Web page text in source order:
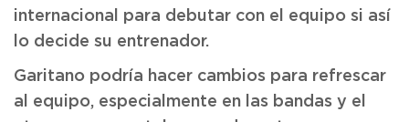
internacional para debutar con el equipo si así
lo decide su entrenador.
Garitano podría hacer cambios para refrescar
al equipo, especialmente en las bandas y el